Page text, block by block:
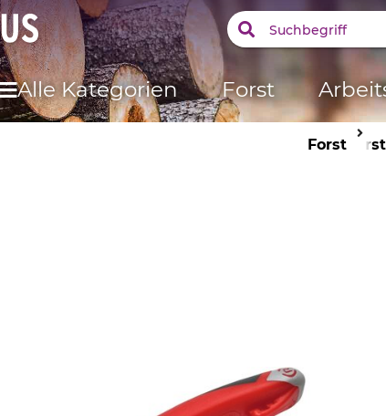
Alle Kategorien Forst
Forst